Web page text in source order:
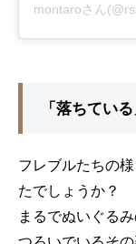
montaroさん
「落ちてい
フレブルたちの
たでしょうか？
まるでぬいぐる